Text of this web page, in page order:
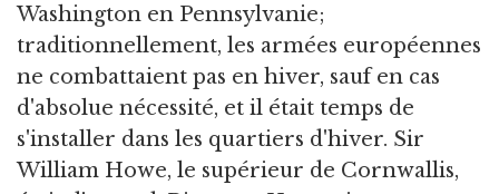
Washington en Pennsylvanie;
traditionnellement, les armées européennes
ne combattaient pas en hiver, sauf en cas
d'absolue nécessité, et il était temps de
s'installer dans les quartiers d'hiver. Sir
William Howe, le supérieur de Cornwallis,